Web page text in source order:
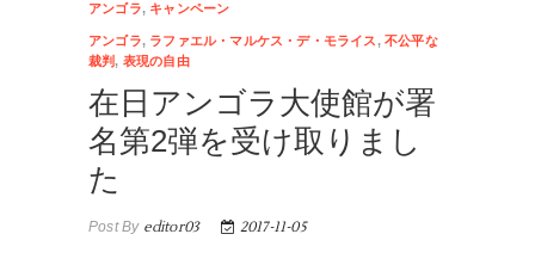
アンゴラ, キャンペーン
アンゴラ, ラファエル・マルケス・デ・モライス,不公平な
裁判, 表現の自由
在日アンゴラ大使館が署
名第2弾を受け取りまし
た
Post Byeditor03 2017-11-05